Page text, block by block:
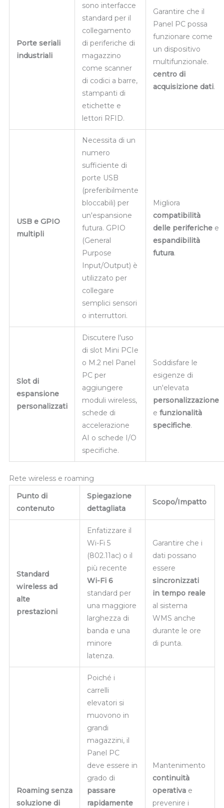
Porte seriali
industriali
sono interfacce
standard per il
collegamento
di periferiche di
magazzino
come scanner
di codici a barre,
stampanti di
etichette e
lettori RFID.
Garantire che il
Panel PC possa
funzionare come
un dispositivo
multifunzionale.
centro di
acquisizione dati.
USB e GPIO
multipli
Necessita di un
numero
sufficiente di
porte USB
(preferibilmente
bloccabili) per
un'espansione
futura. GPIO
(General
Purpose
Input/Output) è
utilizzato per
collegare
semplici sensori
o interruttori.
Migliora
compatibilità
delle periferiche e
espandibilità
futura.
Slot di
espansione
personalizzati
Discutere l'uso
di slot Mini PCIe
o M.2 nel Panel
PC per
aggiungere
moduli wireless,
schede di
accelerazione
AI o schede I/O
specifiche.
Soddisfare le
esigenze di
un'elevata
personalizzazione
e funzionalità
specifiche.
Rete wireless e roaming
Punto di
contenuto
Spiegazione
dettagliata
Scopo/Impatto
Standard
wireless ad
alte
prestazioni
Enfatizzare il
Wi-Fi 5
(802.11ac) o il
più recente
Wi-Fi 6
standard per
una maggiore
larghezza di
banda e una
minore
latenza.
Garantire che i
dati possano
essere
sincronizzati
in tempo reale
al sistema
WMS anche
durante le ore
di punta.
Roaming senza
soluzione di
Poiché i
carrelli
elevatori si
muovono in
grandi
magazzini, il
Panel PC
deve essere in
grado di
passare
rapidamente
Mantenimento
continuità
operativa e
prevenire i